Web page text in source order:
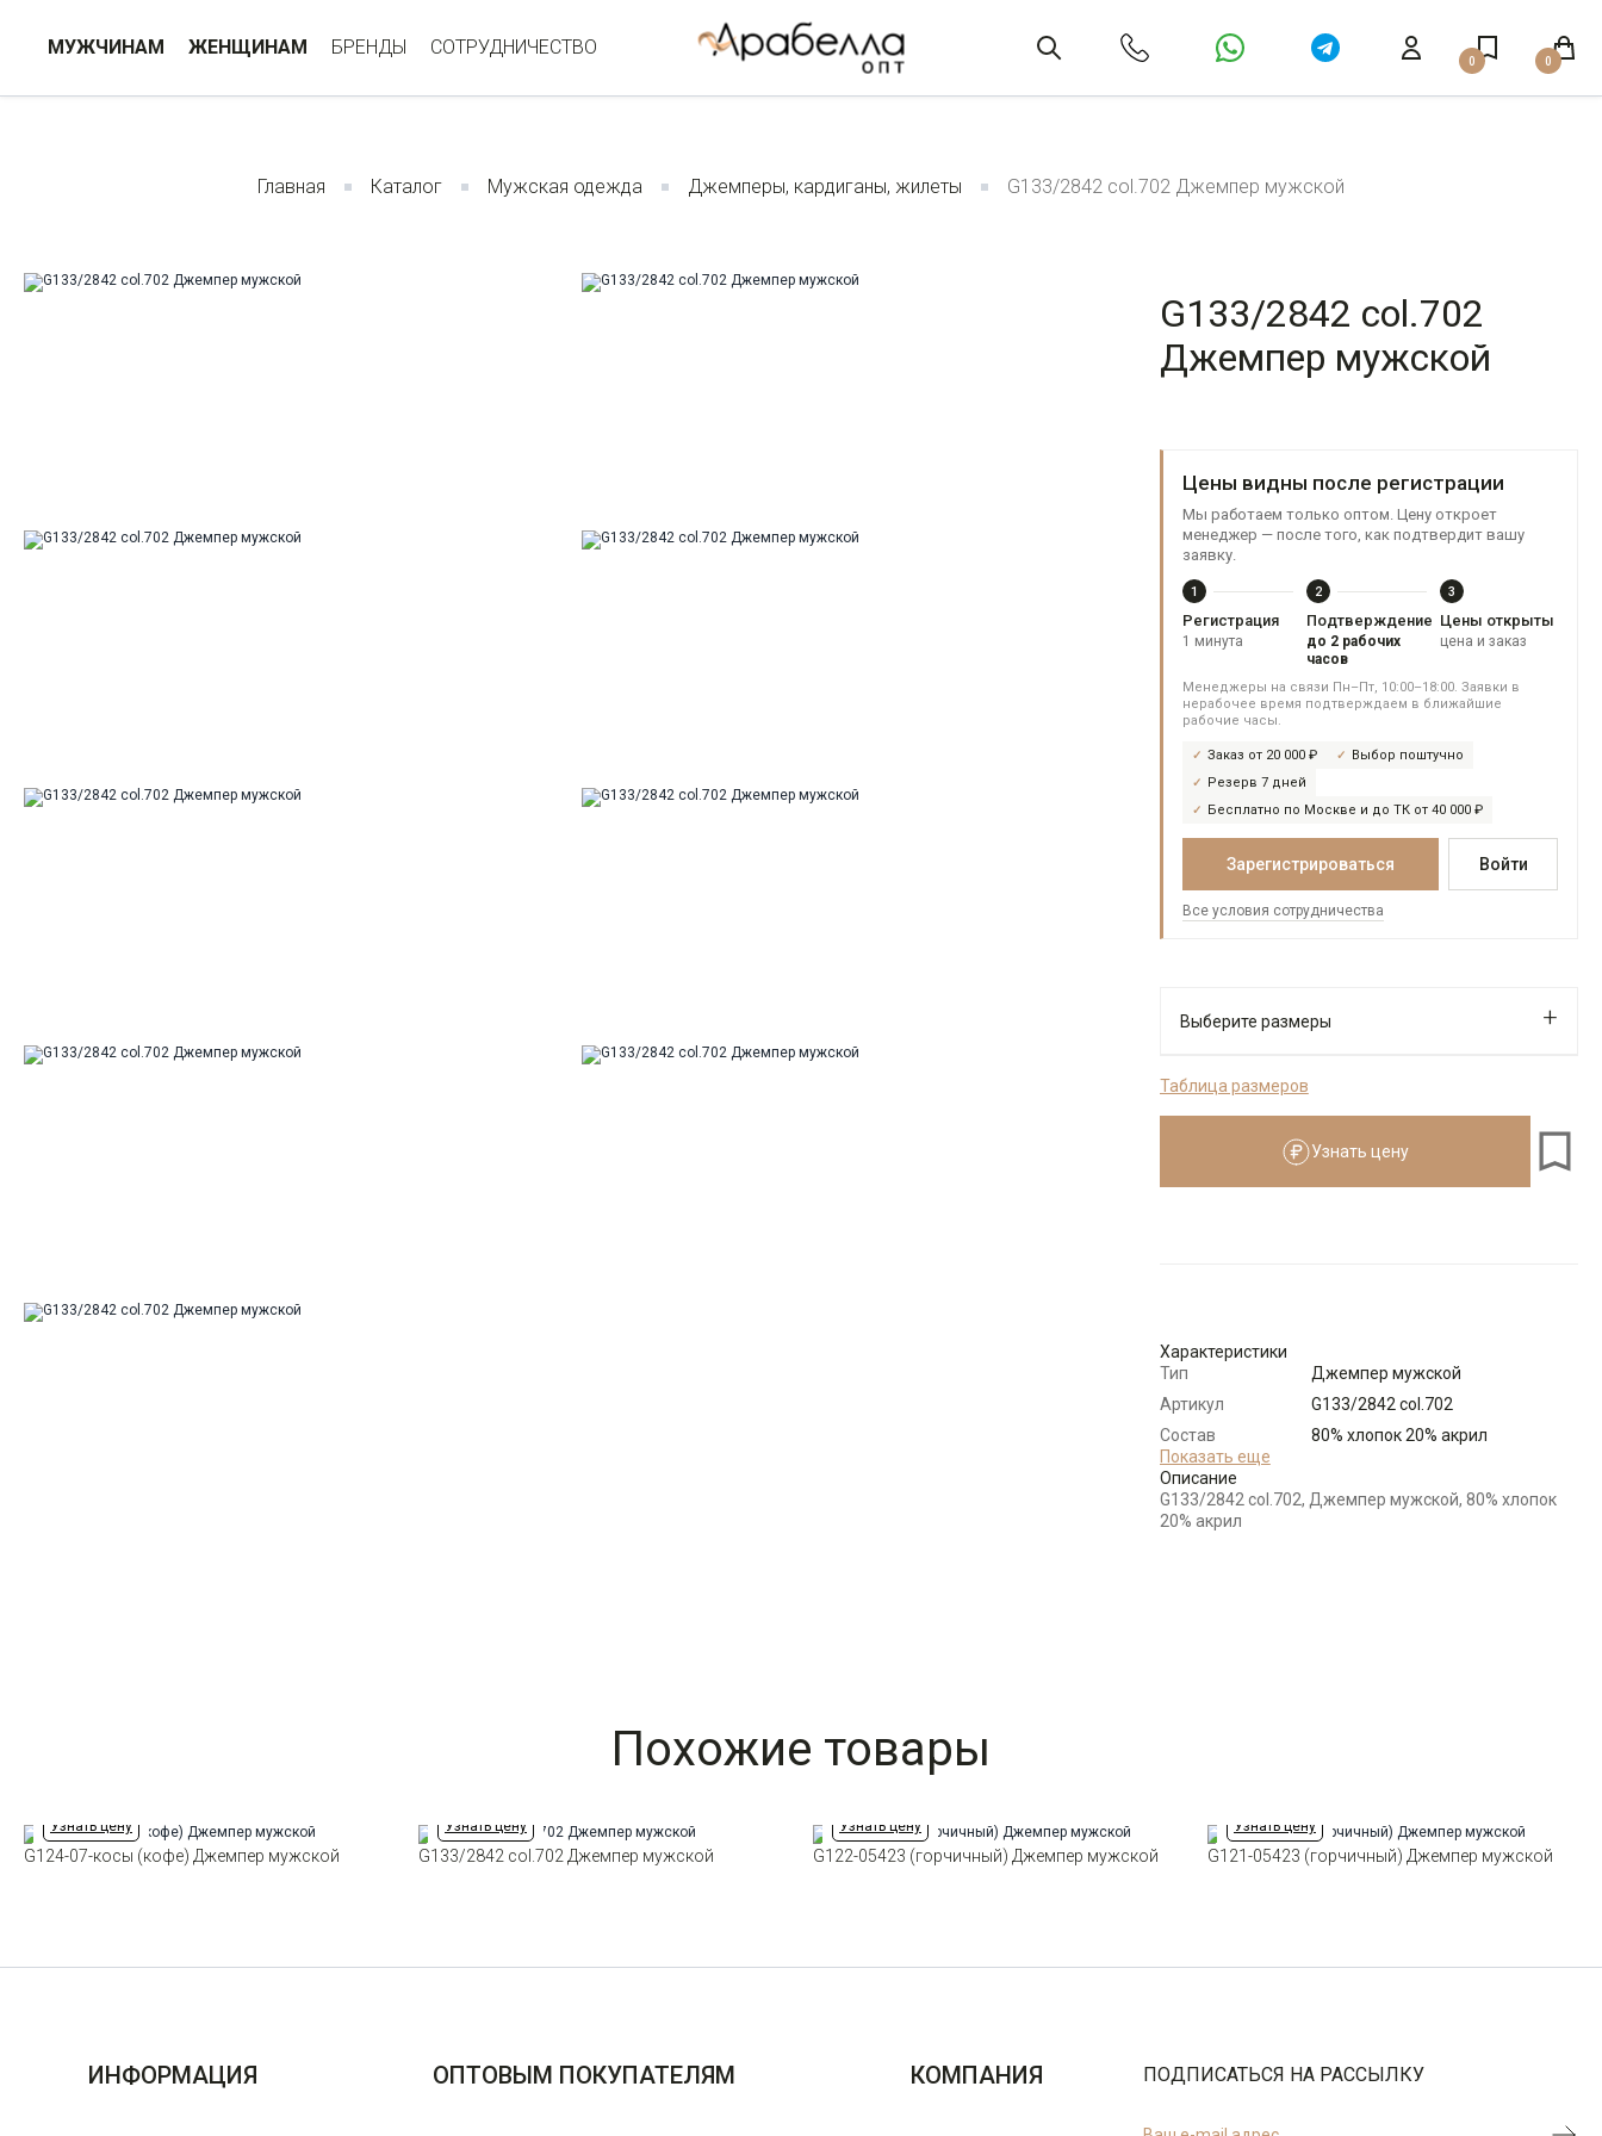
МУЖЧИНАМ ЖЕНЩИНАМ БРЕНДЫ СОТРУДНИЧЕСТВО
0 0
Главная Каталог Мужская одежда Джемперы, кардиганы, жилеты G133/2842 col.702 Джемпер мужской
G133/2842 col.702
Джемпер мужской
Цены видны после регистрации
Мы работаем только оптом. Цену откроет
менеджер — после того, как подтвердит вашу
заявку.
1
Регистрация
1 минута
2
Подтверждение
до 2 рабочих
часов
3
Цены открыты
цена и заказ
Менеджеры на связи Пн–Пт, 10:00–18:00. Заявки в
нерабочее время подтверждаем в ближайшие
рабочие часы.
Заказ от 20 000 ₽
Выбор поштучно
Резерв 7 дней
Бесплатно по Москве и до ТК от 40 000 ₽
Зарегистрироваться Войти
Все условия сотрудничества
Выберите размеры
- +
Выбрать размерный ряд
Таблица размеров
Узнать цену
Характеристики
Тип
Джемпер мужской
Артикул
G133/2842 col.702
Состав
сырья
80% хлопок 20% акрил
Бренд
Модель
Показать еще
Описание
G133/2842 col.702, Джемпер мужской, 80% хлопок
20% акрил
Похожие товары
Узнать цену
G124-07-косы (кофе) Джемпер мужской
Узнать цену
G133/2842 col.702 Джемпер мужской
Узнать цену
G122-05423 (горчичный) Джемпер мужской
Узнать цену
G121-05423 (горчичный) Джемпер мужской
ИНФОРМАЦИЯ ОПТОВЫМ ПОКУПАТЕЛЯМ КОМПАНИЯ ПОДПИСАТЬСЯ НА РАССЫЛКУ